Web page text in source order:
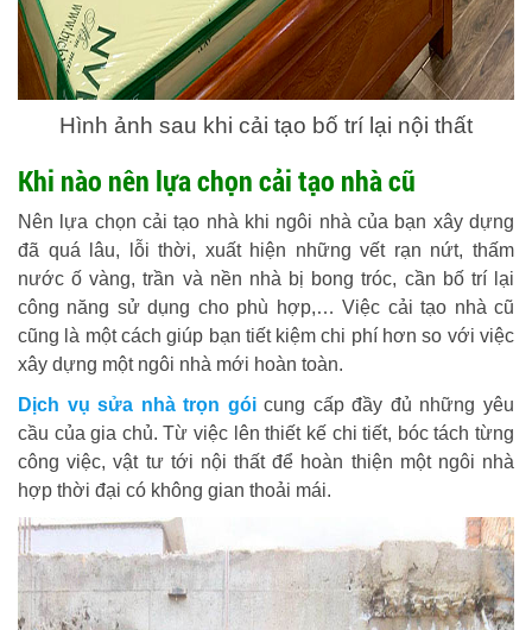
Hình ảnh sau khi cải tạo bố trí lại nội thất
Khi nào nên lựa chọn cải tạo nhà cũ
Nên lựa chọn cải tạo nhà khi ngôi nhà của bạn xây dựng
đã quá lâu, lỗi thời, xuất hiện những vết rạn nứt, thấm
nước ố vàng, trần và nền nhà bị bong tróc, cần bố trí lại
công năng sử dụng cho phù hợp,… Việc cải tạo nhà cũ
cũng là một cách giúp bạn tiết kiệm chi phí hơn so với việc
xây dựng một ngôi nhà mới hoàn toàn.
Dịch vụ sửa nhà trọn góicung cấp đầy đủ những yêu
cầu của gia chủ. Từ việc lên thiết kế chi tiết, bóc tách từng
công việc, vật tư tới nội thất để hoàn thiện một ngôi nhà
hợp thời đại có không gian thoải mái.